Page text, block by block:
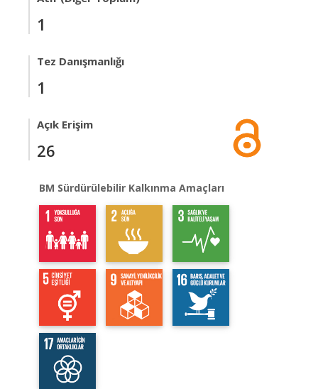
1
Tez Danışmanlığı
1
Açık Erişim
26
BM Sürdürülebilir Kalkınma Amaçları